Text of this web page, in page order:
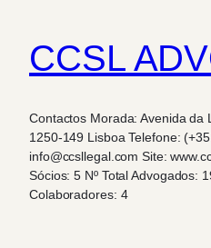
CCSL
Contactos Morada: Avenida da
1250-149 Lisboa Telefone:
info@ccsllegal.com Site:
Sócios: 5 Nº Total Advogados:
Colaboradores: 4